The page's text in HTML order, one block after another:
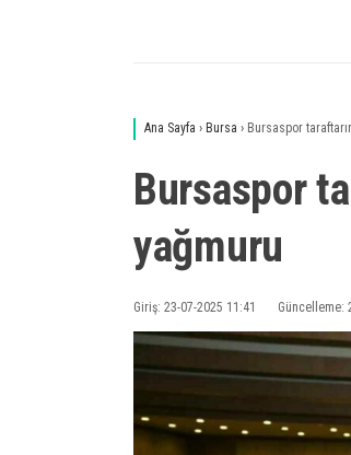
Ana Sayfa › Bursa › Bursaspor
Bursaspor
yağmuru
Giriş: 23-07-2025 11:41 Güncelleme: